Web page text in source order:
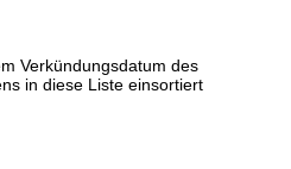
Verkündungsdatum des
in diese Liste einsortiert